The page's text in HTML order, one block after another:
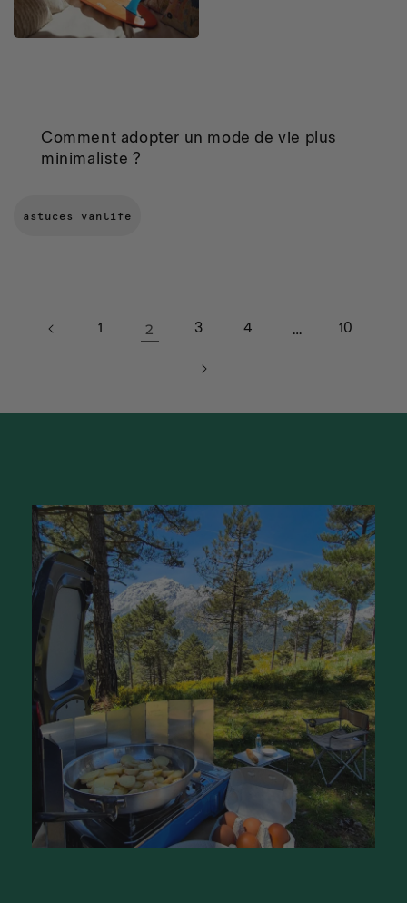
Comment adopter un mode de vie plus
minimaliste ?
astuces vanlife
1 2 3 4 … 10